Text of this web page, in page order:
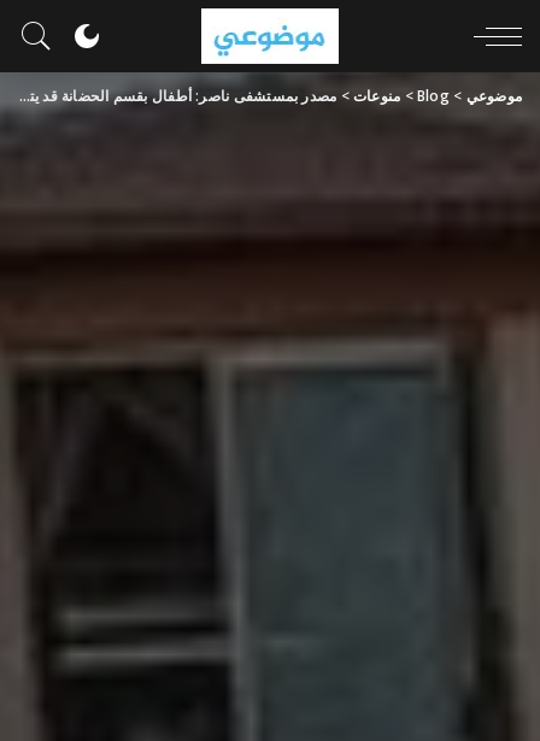
موضوعي >
Blog
> منوعات> مصدر بمستشفى ناصر: أطفال بقسم الحضانة قد يتوفون نتيجة توقف المولدات الكهربائية